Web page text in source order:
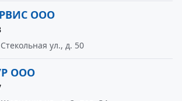
ООО
ул., д. 50
ООО